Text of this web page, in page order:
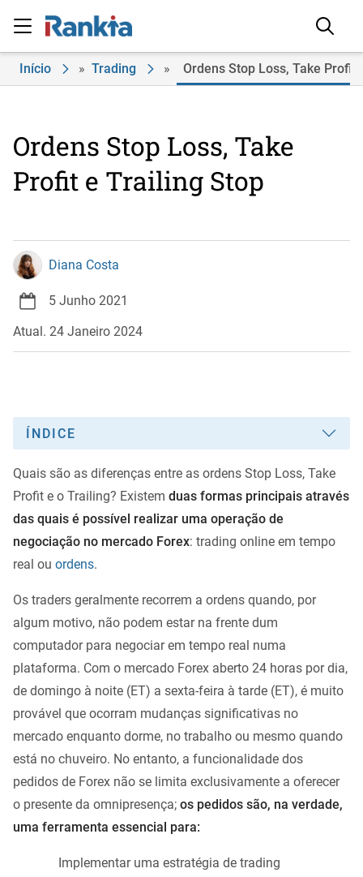
Início » Trading » Ordens Stop Loss, Take Profit
Ordens Stop Loss, Take
Profit e Trailing Stop
Diana Costa
5 Junho 2021
Atual. 24 Janeiro 2024
ÍNDICE
Quais são as diferenças entre as ordens Stop Loss, Take
Profit e o Trailing? Existem duas formas principais através
das quais é possível realizar uma operação de
negociação no mercado Forex: trading online em tempo
real ou ordens.
Os traders geralmente recorrem a ordens quando, por
algum motivo, não podem estar na frente dum
computador para negociar em tempo real numa
plataforma. Com o mercado Forex aberto 24 horas por dia,
de domingo à noite (ET) a sexta-feira à tarde (ET), é muito
provável que ocorram mudanças significativas no
mercado enquanto dorme, no trabalho ou mesmo quando
está no chuveiro. No entanto, a funcionalidade dos
pedidos de Forex não se limita exclusivamente a oferecer
o presente da omnipresença; os pedidos são, na verdade,
uma ferramenta essencial para:
Implementar uma estratégia de trading